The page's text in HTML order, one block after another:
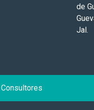
de
Jal.